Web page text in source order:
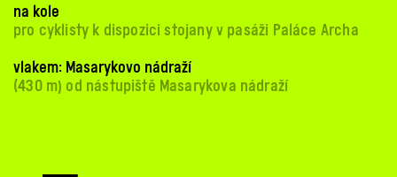
na kole
pro cyklisty k dispozici stojany v pasáži Paláce Archa
vlakem: Masarykovo nádraží
(430 m) od nástupiště Masarykova nádraží